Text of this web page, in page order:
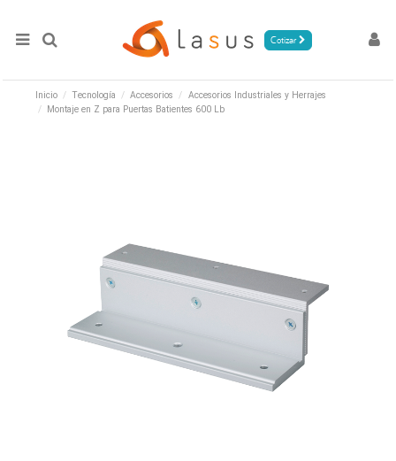
Cotizar
Inicio Tecnología Accesorios
Accesorios Industriales y Herrajes
Montaje en Z para Puertas Batientes 600 Lb